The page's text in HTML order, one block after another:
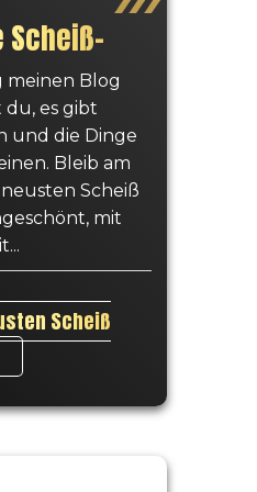
Scheiß–
meinen Blog
du, es gibt
und die Dinge
Bleib am
Scheiß
mit
Scheiß